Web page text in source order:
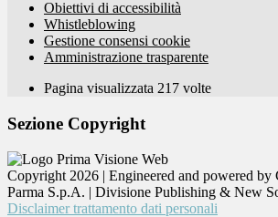
Obiettivi di accessibilità
Whistleblowing
Gestione consensi cookie
Amministrazione trasparente
Pagina visualizzata 217 volte
Sezione Copyright
Copyright 2026 | Engineered and powered by
Parma S.p.A. | Divisione Publishing & New
Disclaimer trattamento dati personali